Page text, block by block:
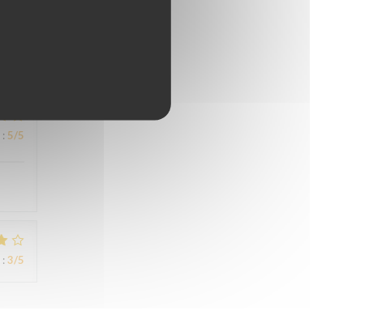
: 5/5
: 3/5